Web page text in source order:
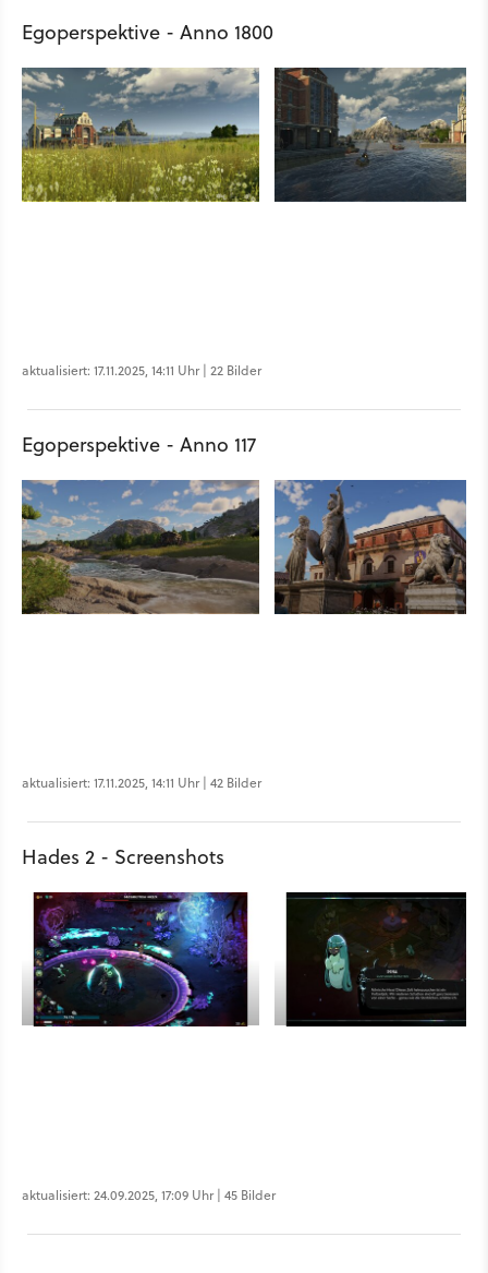
Egoperspektive - Anno 1800
aktualisiert: 17.11.2025, 14:11 Uhr | 22 Bilder
Egoperspektive - Anno 117
aktualisiert: 17.11.2025, 14:11 Uhr | 42 Bilder
Hades 2 - Screenshots
aktualisiert: 24.09.2025, 17:09 Uhr | 45 Bilder